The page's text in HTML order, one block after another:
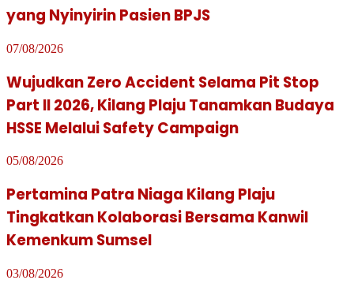
yang Nyinyirin Pasien BPJS
07/08/2026
Wujudkan Zero Accident Selama Pit Stop
Part II 2026, Kilang Plaju Tanamkan Budaya
HSSE Melalui Safety Campaign
05/08/2026
Pertamina Patra Niaga Kilang Plaju
Tingkatkan Kolaborasi Bersama Kanwil
Kemenkum Sumsel
03/08/2026